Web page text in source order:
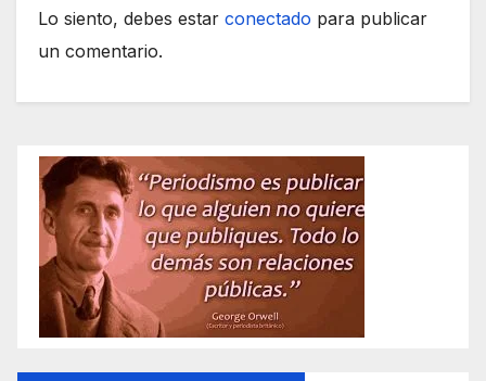
Lo siento, debes estar conectado para publicar
un comentario.